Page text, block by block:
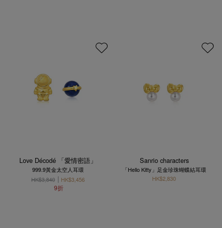
Love Décodé 「愛情密語」
999.9黃金太空人耳環
HK$3,840
HK$3,456
9折
Sanrio characters
「Hello Kitty」足金珍珠蝴蝶結耳環
HK$2,830